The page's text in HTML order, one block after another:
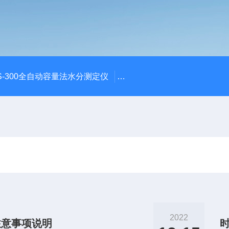
300全自动容量法水分测定仪 S-300全自动容量法卡尔费
事项说明
2022